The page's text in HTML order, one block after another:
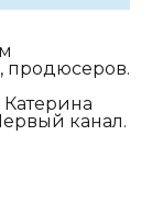
продюсеров.
канал.